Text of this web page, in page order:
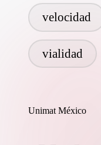
velocidad
vialidad
Unimat México